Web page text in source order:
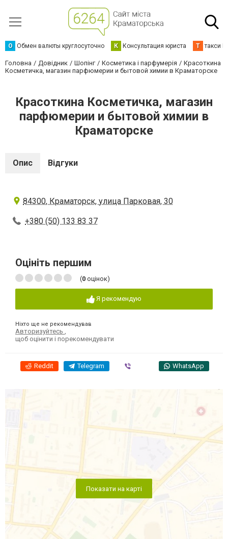
О Обмен валюты круглосуточно К Консультация юриста Т такси
Головна Довідник Шопінг Косметика і парфумерія
Красоткина
Косметичка, магазин парфюмерии и бытовой химии в Краматорске
Красоткина Косметичка, магазин
парфюмерии и бытовой химии в
Краматорске
Опис Відгуки
84300, Краматорск, улица Парковая, 30
+380 (50) 133 83 37
Оцініть першим
(0 оцінок)
Я рекомендую
Ніхто ще не рекомендував
Авторизуйтесь
щоб оцінити і порекомендувати
Reddit Telegram WhatsApp
Показати на карті